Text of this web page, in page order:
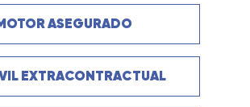
ASEGURADO
EXTRACONTRACTUAL